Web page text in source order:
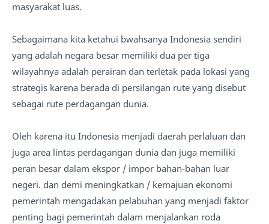
masyarakat luas.
Sebagaimana kita ketahui bwahsanya Indonesia sendiri
yang adalah negara besar memiliki dua per tiga
wilayahnya adalah perairan dan terletak pada lokasi yang
strategis karena berada di persilangan rute yang disebut
sebagai rute perdagangan dunia.
Oleh karena itu Indonesia menjadi daerah perlaluan dan
juga area lintas perdagangan dunia dan juga memiliki
peran besar dalam ekspor / impor bahan-bahan luar
negeri. dan demi meningkatkan / kemajuan ekonomi
pemerintah mengadakan pelabuhan yang menjadi faktor
penting bagi pemerintah dalam menjalankan roda